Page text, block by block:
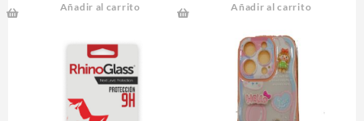
Añadir al carrito Añadir al carrito